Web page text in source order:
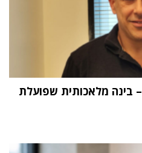
"העתיד הוא Physical AI – בינה מלאכותית שפועלת